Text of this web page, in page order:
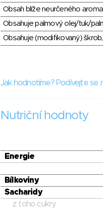
Obsah blíže neurčeného aroma
Obsahuje palmový olej/tuk/
Obsahuje (modifikovaný)
Jak hodnotíme? Podívejte se
Nutriční hodnoty
Energie
Bílkoviny
Sacharidy
z toho cukry